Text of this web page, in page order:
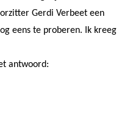
Gerdi Verbeet een
eens te proberen. Ik kreeg
antwoord: